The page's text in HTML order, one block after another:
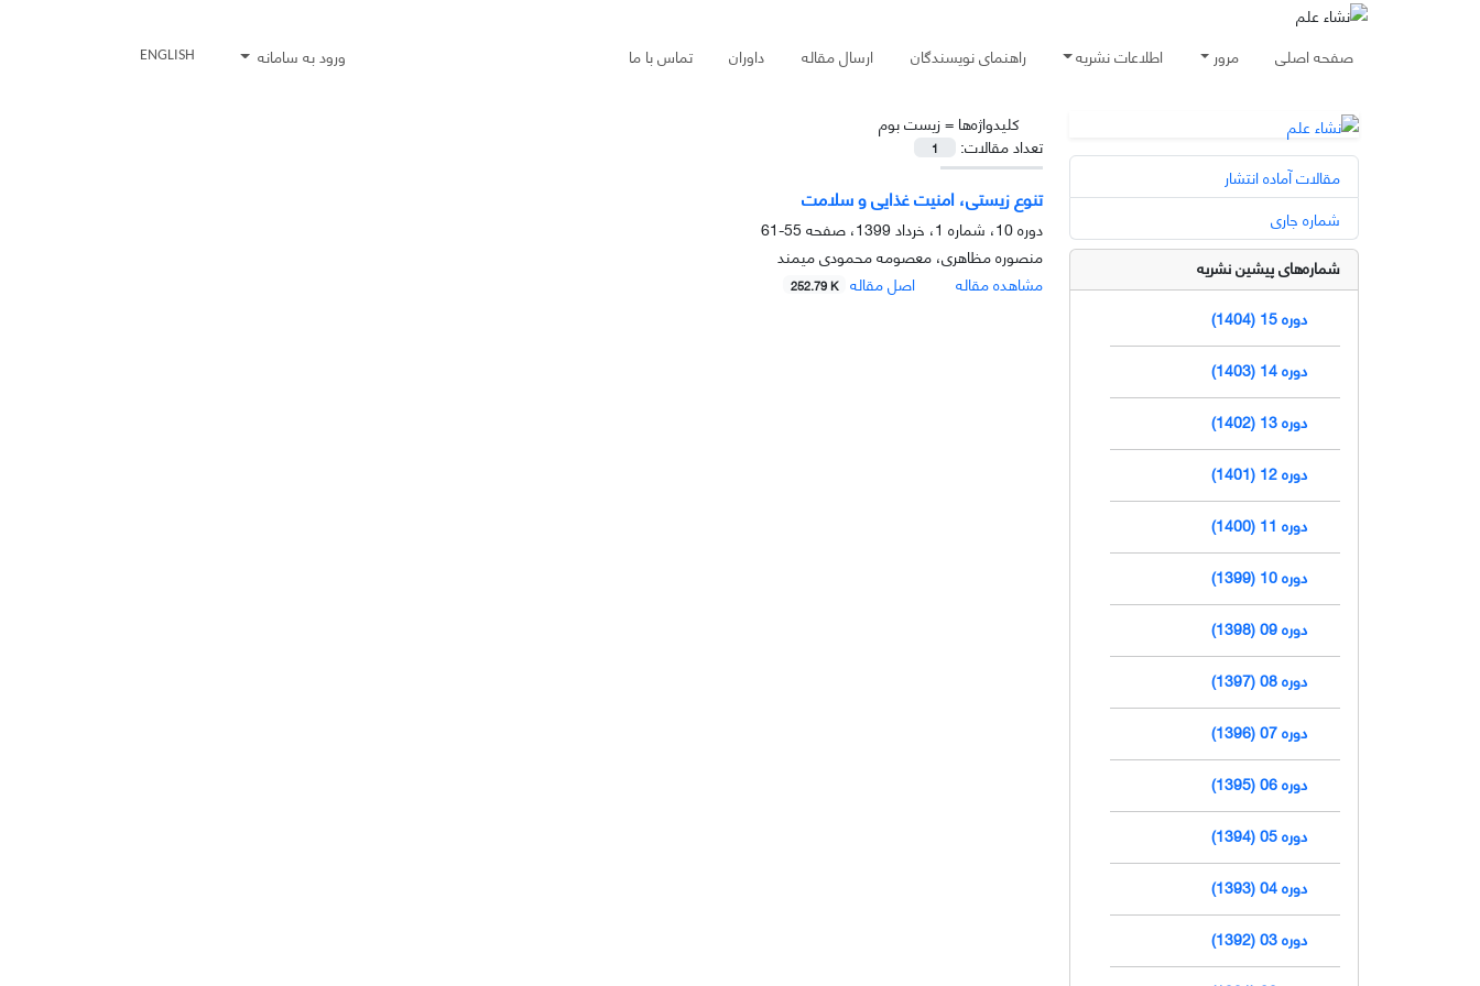
صفحه اصلی مرور اطلاعات نشریه راهنمای نویسندگان ارسال مقاله داوران تماس با ما ورود به سامانه ENGLISH
کلیدواژه‌ها =زیست بوم
تعداد مقالات:
1
تنوع زیستی، امنیت غذایی و سلامت
دوره 10، شماره 1، خرداد 1399، صفحه
55-61
منصوره مظاهری، معصومه محمودی میمند
مشاهده مقاله
اصل مقاله 252.79 K
مقالات آماده انتشار
شماره جاری
شماره‌های پیشین نشریه
دوره 15 (1404)
دوره 14 (1403)
دوره 13 (1402)
دوره 12 (1401)
دوره 11 (1400)
دوره 10 (1399)
دوره 09 (1398)
دوره 08 (1397)
دوره 07 (1396)
دوره 06 (1395)
دوره 05 (1394)
دوره 04 (1393)
دوره 03 (1392)